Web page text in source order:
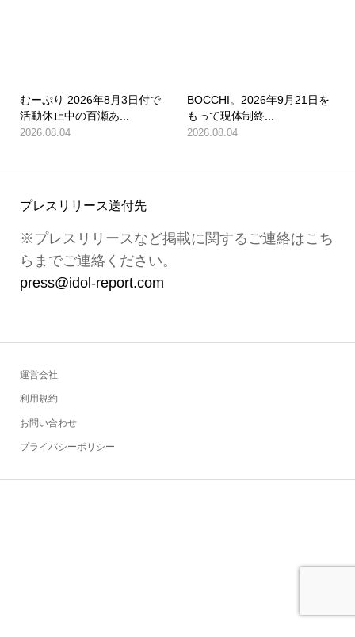
むーぷり 2026年8月3日付で
活動休止中の百瀬あ...
2026.08.04
BOCCHI。2026年9月21日を
もって現体制終...
2026.08.04
プレスリリース送付先
※プレスリリースなど掲載に関するご連絡はこち
らまでご連絡ください。
press@idol-report.com
運営会社
利用規約
お問い合わせ
プライバシーポリシー